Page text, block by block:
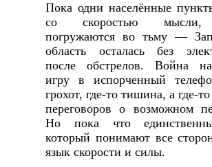
Пока одни населённые
со скоростью мысли,
погружаются во тьму —
область осталась без
после обстрелов. Война
игру в испорченный
грохот, где-то тишина, а где-
переговоров о возможном
Но пока что
который понимают все
язык скорости и силы.